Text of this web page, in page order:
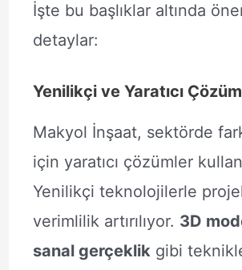
İşte bu başlıklar altında
detaylar:
Yenilikçi ve Yaratıcı
Makyol İnşaat, sektörde
için yaratıcı çözümler
Yenilikçi teknolojilerle
verimlilik artırılıyor. 3D
sanal gerçeklikgibi